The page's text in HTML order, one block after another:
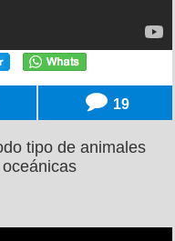
19
tipo de animales